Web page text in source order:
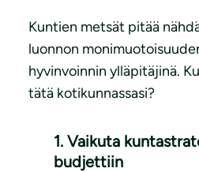
Kuntien metsät pitää
luonnon
hyvinvoinnin ylläpitäjinä.
tätä kotikunnassasi?
1. Vaikuta
budjettiin